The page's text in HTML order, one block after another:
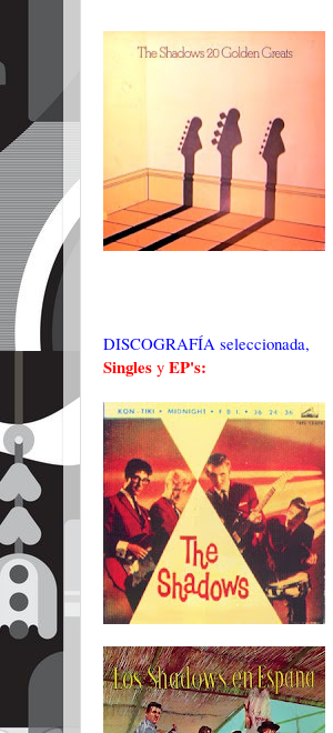
DISCOGRAFÍA seleccionada,
Singles y EP's: